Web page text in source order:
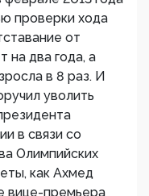
проверки хода
от
на два года, а
в 8 раз. И
уволить
в связи со
Олимпийских
как Ахмед
вице-премьера